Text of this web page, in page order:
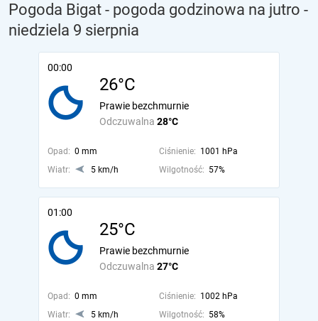
Pogoda Bigat - pogoda godzinowa na jutro -
niedziela 9 sierpnia
00:00
26°C
Odczuwalna 28°C
Prawie bezchmurnie
Opad: 0 mm Ciśnienie: 1001 hPa
Wiatr:
5 km/h Wilgotność: 57%
01:00
25°C
Odczuwalna 27°C
Prawie bezchmurnie
Opad: 0 mm Ciśnienie: 1002 hPa
Wiatr:
5 km/h Wilgotność: 58%